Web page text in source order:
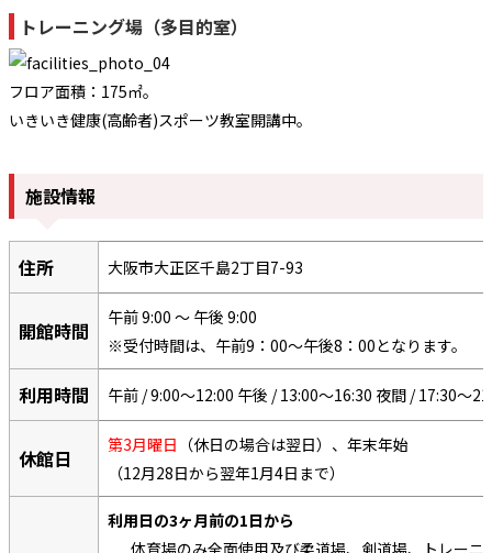
トレーニング場（多目的室）
フロア面積：175㎡。
いきいき健康(高齢者)スポーツ教室開講中。
施設情報
住所 大阪市大正区千島2丁目7-93
開館時間
午前 9:00 ～ 午後 9:00
※受付時間は、午前9：00～午後8：00となります。
利用時間 午前 / 9:00～12:00 午後 / 13:00～16:30 夜間 / 17:30～
休館日
第3月曜日 （休日の場合は翌日）、年末年始
（12月28日から翌年1月4日まで）
利用日の3ヶ月前の1日から